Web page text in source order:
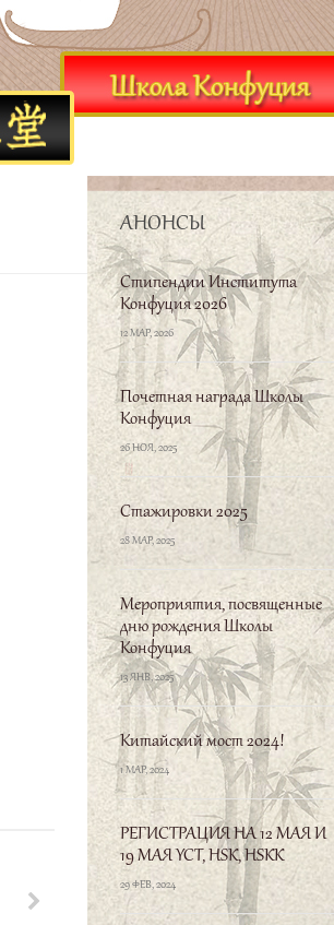
АНОНСЫ
Стипендии Института
Конфуция 2026
12 МАР, 2026
Почетная награда Школы
Конфуция
26 НОЯ, 2025
Стажировки 2025
28 МАР, 2025
Мероприятия, посвященные
дню рождения Школы
Конфуция
13 ЯНВ, 2025
Китайский мост 2024!
1 МАР, 2024
РЕГИСТРАЦИЯ НА 12 МАЯ И
19 МАЯ YCT, HSK, HSKK
29 ФЕВ, 2024